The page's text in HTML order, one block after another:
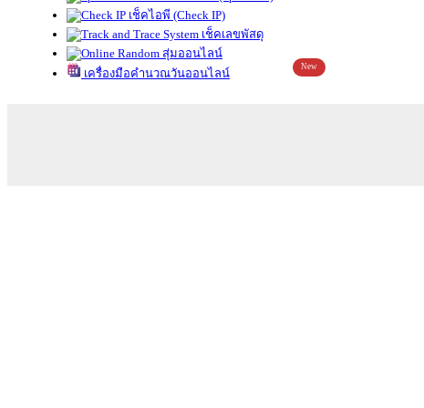
เช็คไอพี (Check IP)
เช็คเลขพัสดุ
สุ่มออนไลน์
เครื่องมือคำนวณวันออนไลน์
New